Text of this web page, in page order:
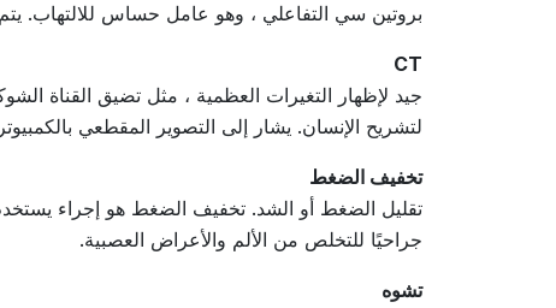
بروتين سي التفاعلي ، وهو عامل حساس للالتهاب.
CT
جيد لإظهار التغيرات العظمية ، مثل تضيق القناة
لتشريح الإنسان. يشار إلى التصوير المقطعي
تخفيف الضغط
تقليل الضغط أو الشد. تخفيف الضغط هو إجراء
جراحيًا للتخلص من الألم والأعراض العصبية.
تشوه